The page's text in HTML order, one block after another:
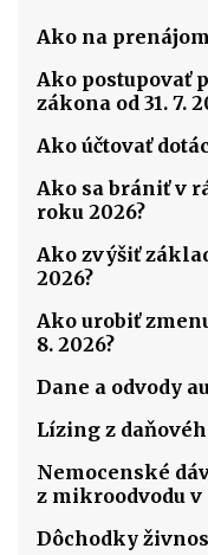
Ako na
Ako postupovať
zákona od 31. 7.
Ako účtovať
Ako sa brániť v
roku 2026?
Ako zvýšiť
2026?
Ako urobiť
8. 2026?
Dane a odvody
Lízing z
Nemocenské
z mikroodvodu v
Dôchodky